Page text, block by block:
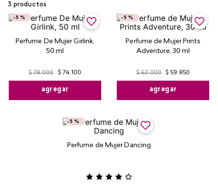
3 productos
Perfume De Mujer Girlink,
50 ml
-5 %
$ 78.000 $ 74.100
agregar
Perfume de Mujer Prints
Adventure, 30 ml
-5 %
$ 63.000 $ 59. 850
agregar
Perfume de Mujer Dancing
-5 %